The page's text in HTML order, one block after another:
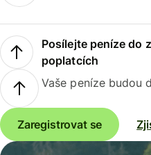
Posílejte peníze do
poplatcích
Vaše peníze budou
Zaregistrovat se